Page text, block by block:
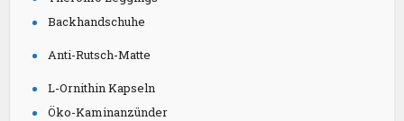
Backhandschuhe
Anti-Rutsch-Matte
L-Ornithin Kapseln
Öko-Kaminanzünder